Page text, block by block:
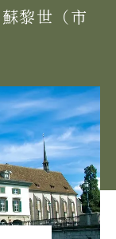
黎世（市